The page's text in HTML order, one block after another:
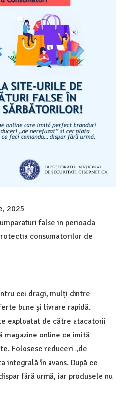
2025
false in perioada
consumatorilor de
cei dragi, mulți dintre
bune și livrare rapidă.
exploatat de către atacatorii
magazine online ce imită
Folosesc reduceri „de
integrală în avans. După ce
fără urmă, iar produsele nu